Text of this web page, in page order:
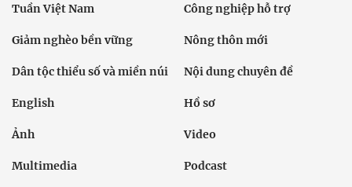
Tuần Việt Nam Công nghiệp hỗ trợ
Giảm nghèo bền vững Nông thôn mới
Dân tộc thiểu số và miền núi Nội dung chuyên đề
English Hồ sơ
Ảnh Video
Multimedia Podcast